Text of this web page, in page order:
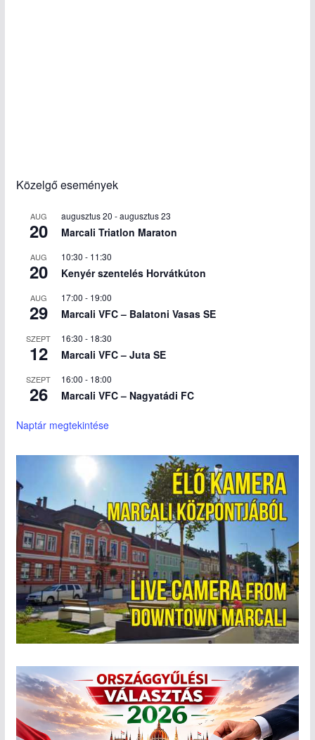
Közelgő események
AUG
20
augusztus 20 -augusztus 23
Marcali Triatlon Maraton
AUG
20
10:30 - 11:30
Kenyér szentelés Horvátkúton
AUG
29
17:00 - 19:00
Marcali VFC – Balatoni Vasas SE
SZEPT
12
16:30 - 18:30
Marcali VFC – Juta SE
SZEPT
26
16:00 - 18:00
Marcali VFC – Nagyatádi FC
Naptár megtekintése